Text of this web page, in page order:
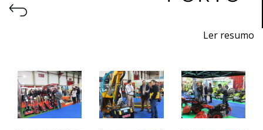
Ler resumo
6 a 8 Fevereiro 2020
Quinta a Sábado - 10h / 19h